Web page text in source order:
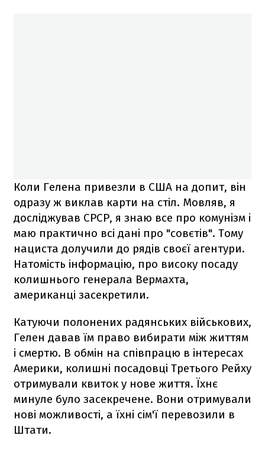
Коли Гелена привезли в США на допит, він
одразу ж виклав карти на стіл. Мовляв, я
досліджував СРСР, я знаю все про комунізм і
маю практично всі дані про "совєтів". Тому
нациста долучили до рядів своєї агентури.
Натомість інформацію, про високу посаду
колишнього генерала Вермахта,
американці засекретили.
Катуючи полонених радянських військових,
Гелен давав їм право вибирати між життям
і смертю. В обмін на співпрацю в інтересах
Америки, колишні посадовці Третього Рейху
отримували квиток у нове життя. Їхнє
минуле було засекречене. Вони отримували
нові можливості, а їхні сім'ї перевозили в
Штати.